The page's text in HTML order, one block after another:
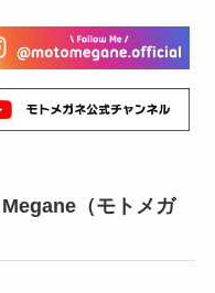
（モトメガ